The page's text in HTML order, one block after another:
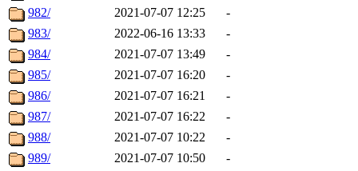
982/
2021-07-07 12:25
-
983/
2022-06-16 13:33
-
984/
2021-07-07 13:49
-
985/
2021-07-07 16:20
-
986/
2021-07-07 16:21
-
987/
2021-07-07 16:22
-
988/
2021-07-07 10:22
-
989/
2021-07-07 10:50
-